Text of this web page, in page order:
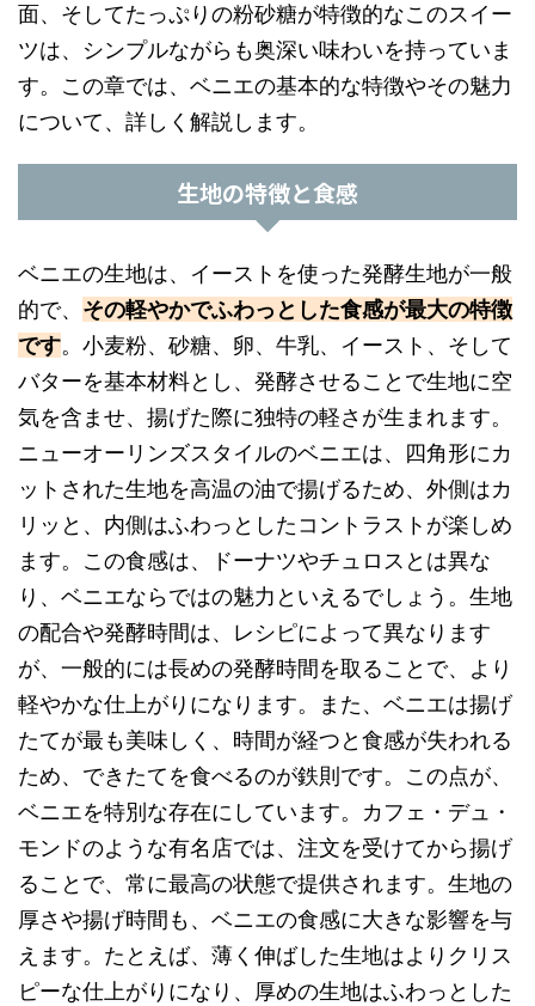
面、そしてたっぷりの粉砂糖が特徴的なこのスイー
ツは、シンプルながらも奥深い味わいを持っていま
す。この章では、ベニエの基本的な特徴やその魅力
について、詳しく解説します。
生地の特徴と食感
ベニエの生地は、イーストを使った発酵生地が一般
的で、 その軽やかでふわっとした食感が最大の特徴
です。小麦粉、砂糖、卵、牛乳、イースト、そして
バターを基本材料とし、発酵させることで生地に空
気を含ませ、揚げた際に独特の軽さが生まれます。
ニューオーリンズスタイルのベニエは、四角形にカ
ットされた生地を高温の油で揚げるため、外側はカ
リッと、内側はふわっとしたコントラストが楽しめ
ます。この食感は、ドーナツやチュロスとは異な
り、ベニエならではの魅力といえるでしょう。生地
の配合や発酵時間は、レシピによって異なります
が、一般的には長めの発酵時間を取ることで、より
軽やかな仕上がりになります。また、ベニエは揚げ
たてが最も美味しく、時間が経つと食感が失われる
ため、できたてを食べるのが鉄則です。この点が、
ベニエを特別な存在にしています。カフェ・デュ・
モンドのような有名店では、注文を受けてから揚げ
ることで、常に最高の状態で提供されます。生地の
厚さや揚げ時間も、ベニエの食感に大きな影響を与
えます。たとえば、薄く伸ばした生地はよりクリス
ピーな仕上がりになり、厚めの生地はふわっとした